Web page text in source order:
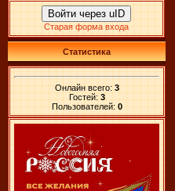
Войти через uID
Старая форма входа
Статистика
Онлайн всего: 3
Гостей: 3
Пользователей: 0